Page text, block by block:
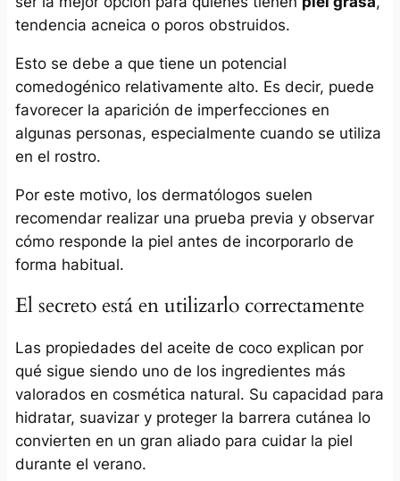
tendencia acneica o poros obstruidos.
Esto se debe a que tiene un potencial
comedogénico relativamente alto. Es decir, puede
favorecer la aparición de imperfecciones en
algunas personas, especialmente cuando se utiliza
en el rostro.
Por este motivo, los dermatólogos suelen
recomendar realizar una prueba previa y observar
cómo responde la piel antes de incorporarlo de
forma habitual.
El secreto está en utilizarlo correctamente
Las propiedades del aceite de coco explican por
qué sigue siendo uno de los ingredientes más
valorados en cosmética natural. Su capacidad para
hidratar, suavizar y proteger la barrera cutánea lo
convierten en un gran aliado para cuidar la piel
durante el verano.